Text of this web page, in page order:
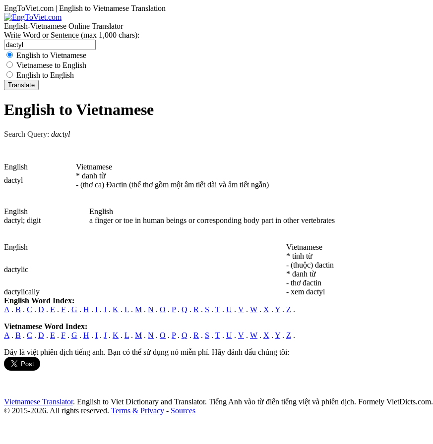
EngToViet.com | English to Vietnamese Translation
English-Vietnamese Online Translator
Write Word or Sentence (max 1,000 chars):
English to Vietnamese
Vietnamese to English
English to English
English to Vietnamese
Search Query: dactyl
English
Vietnamese
dactyl
* danh từ
- (thơ ca) Đactin (thể thơ gồm một âm tiết dài và âm tiết ngắn)
English
English
dactyl; digit a finger or toe in human beings or corresponding body part in other vertebrates
English
Vietnamese
dactylic
* tính từ
- (thuộc) đactin
* danh từ
- thơ đactin
dactylically
- xem dactyl
English Word Index:
A . B . C . D . E . F . G . H . I . J . K . L . M . N . O . P. Q . R . S . T . U . V . W . X . Y . Z .
Vietnamese Word Index:
A . B . C . D . E . F . G . H . I . J . K . L . M . N . O . P. Q . R . S . T . U . V . W . X . Y . Z .
Đây là việt phiên dịch tiếng anh. Bạn có thể sử dụng nó miễn phí. Hãy đánh dấu chúng tôi:
Vietnamese Translator. English to Viet Dictionary and Translator. Tiếng Anh vào từ điển tiếng việt và phiên dịch. Formely VietDicts.com.
© 2015-2026. All rights reserved. Terms & Privacy - Sources